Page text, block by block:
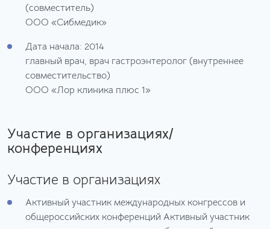
(совместитель)
ООО «Сибмедик»
Дата начала: 2014
главный врач, врач гастроэнтеролог (внутреннее
совместительство)
ООО «Лор клиника плюс 1»
Участие в организациях/
конференциях
Участие в организациях
Активный участник международных конгрессов и
общероссийских конференций Активный участник